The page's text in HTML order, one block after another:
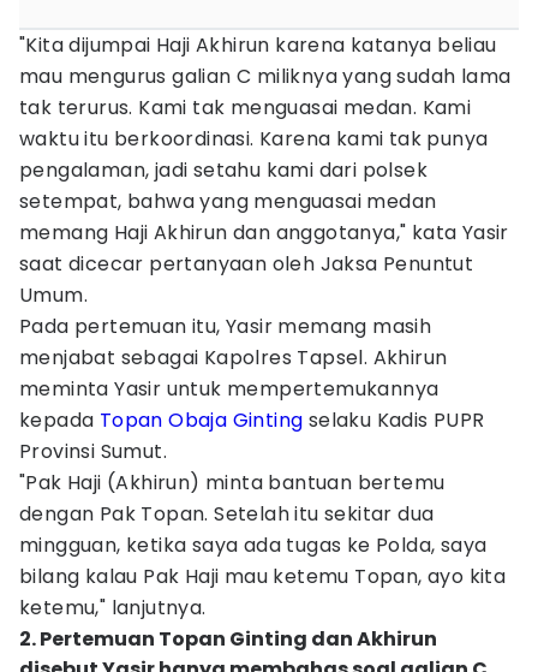
"Kita dijumpai Haji Akhirun karena katanya beliau
mau mengurus galian C miliknya yang sudah lama
tak terurus. Kami tak menguasai medan. Kami
waktu itu berkoordinasi. Karena kami tak punya
pengalaman, jadi setahu kami dari polsek
setempat, bahwa yang menguasai medan
memang Haji Akhirun dan anggotanya," kata Yasir
saat dicecar pertanyaan oleh Jaksa Penuntut
Umum.
Pada pertemuan itu, Yasir memang masih
menjabat sebagai Kapolres Tapsel. Akhirun
meminta Yasir untuk mempertemukannya
kepada Topan Obaja Ginting selaku Kadis PUPR
Provinsi Sumut.
"Pak Haji (Akhirun) minta bantuan bertemu
dengan Pak Topan. Setelah itu sekitar dua
mingguan, ketika saya ada tugas ke Polda, saya
bilang kalau Pak Haji mau ketemu Topan, ayo kita
ketemu," lanjutnya.
2. Pertemuan Topan Ginting dan Akhirun